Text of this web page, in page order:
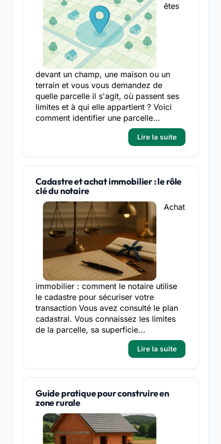
êtes
devant un champ, une maison ou un
terrain et vous vous demandez de
quelle parcelle il s'agit, où passent ses
limites et à qui elle appartient ? Voici
comment identifier une parcelle...
Lire la suite
Cadastre et achat immobilier : le rôle
clé du notaire
Achat
immobilier : comment le notaire utilise
le cadastre pour sécuriser votre
transaction Vous avez consulté le plan
cadastral. Vous connaissez les limites
de la parcelle, sa superficie...
Lire la suite
Guide pratique pour construire en
zone rurale